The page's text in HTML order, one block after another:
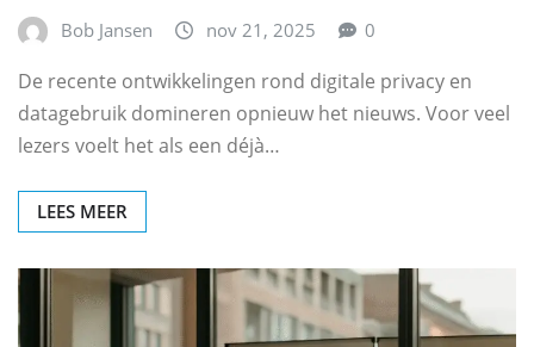
Bob Jansen nov 21, 2025 0
De recente ontwikkelingen rond digitale privacy en
datagebruik domineren opnieuw het nieuws. Voor veel
lezers voelt het als een déjà…
LEES MEER